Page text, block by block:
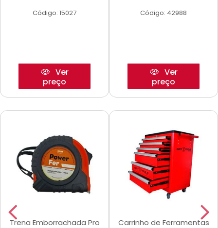
Código: 15027
Ver
preço
Código: 42988
Ver
preço
Trena Emborrachada Pro
Carrinho de Ferramentas